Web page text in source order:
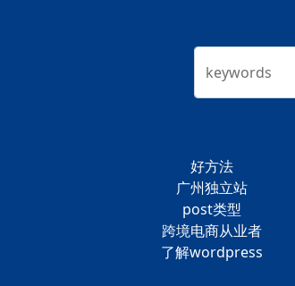
keywords
好方法
广州独立站
post类型
跨境电商从业者
了解wordpress